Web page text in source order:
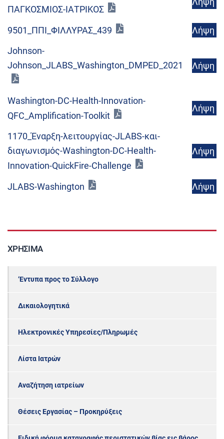
ΠΑΓΚΟΣΜΙΟΣ-ΙΑΤΡΙΚΟΣ
9501_ΠΠΙ_ΦΙΛΛΥΡΑΣ_439
Λήψη
Johnson-
Johnson_JLABS_Washington_DMPED_2021
Λήψη
Washington-DC-Health-Innovation-
QFC_Amplification-Toolkit
Λήψη
1170_Έναρξη-λειτουργίας-JLABS-και-
διαγωνισμός-Washington-DC-Health-
Innovation-QuickFire-Challenge
Λήψη
JLABS-Washington Λήψη
ΧΡΉΣΙΜΑ
‘Εντυπα προς το Σύλλογο
Δικαιολογητικά
Ηλεκτρονικές Υπηρεσίες/Πληρωμές
Λίστα Ιατρών
Αναζήτηση ιατρείων
Θέσεις Εργασίας – Προκηρύξεις